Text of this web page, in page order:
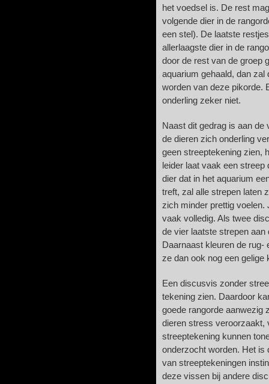
het voedsel is. De rest
volgende dier in de
een stel). De laatste
allerlaagste dier in de
door de rest van de groep
aquarium gehaald, dan zal
worden van deze pikorde.
onderling zeker niet.
Naast dit gedrag is aan
de dieren zich onderling
geen streeptekening zien,
leider laat vaak een
dier dat in het aquarium
treft, zal alle strepen laten
zich minder prettig voelen.
vaak volledig. Als twee
de vier laatste strepen
Daarnaast kleuren de rug-
ze dan ook nog een gelige
Een discusvis zonder
tekening zien. Daardoor
goede rangorde aanwezig
dieren stress veroorzaakt,
streeptekening kunnen
onderzocht worden. Het is
van streeptekeningen
deze vissen bij andere